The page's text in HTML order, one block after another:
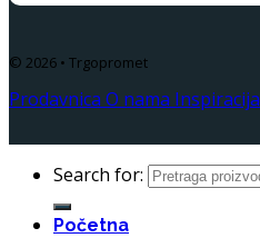
© 2026 • Trgopromet
Prodavnica O nama Inspiracija
Search for:
Početna